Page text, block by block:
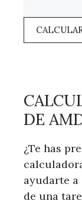
DE
¿Te has
ayudarte
de una